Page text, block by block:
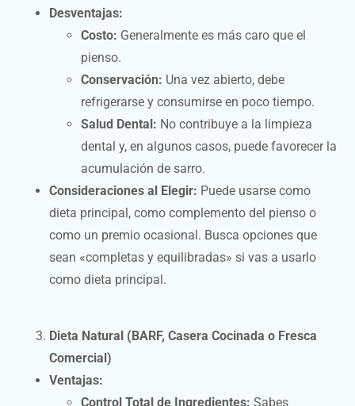
Desventajas:
Costo: Generalmente es más caro que el
pienso.
Conservación: Una vez abierto, debe
refrigerarse y consumirse en poco tiempo.
Salud Dental: No contribuye a la limpieza
dental y, en algunos casos, puede favorecer la
acumulación de sarro.
Consideraciones al Elegir: Puede usarse como
dieta principal, como complemento del pienso o
como un premio ocasional. Busca opciones que
sean «completas y equilibradas» si vas a usarlo
como dieta principal.
Dieta Natural (BARF, Casera Cocinada o Fresca
Comercial)
Ventajas:
Control Total de Ingredientes: Sabes